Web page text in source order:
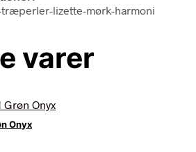
lizette-mørk-harmoni
varer
Onyx